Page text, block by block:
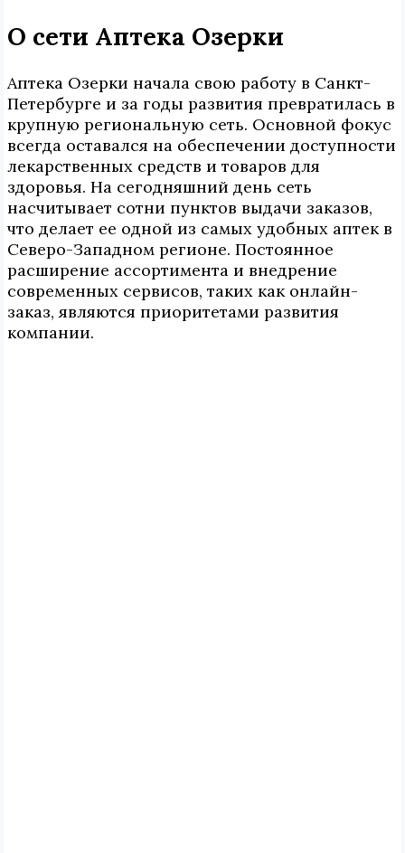
О сети Аптека Озерки
Аптека Озерки начала свою работу в Санкт-
Петербурге и за годы развития превратилась в
крупную региональную сеть. Основной фокус
всегда оставался на обеспечении доступности
лекарственных средств и товаров для
здоровья. На сегодняшний день сеть
насчитывает сотни пунктов выдачи заказов,
что делает ее одной из самых удобных аптек в
Северо-Западном регионе. Постоянное
расширение ассортимента и внедрение
современных сервисов, таких как онлайн-
заказ, являются приоритетами развития
компании.